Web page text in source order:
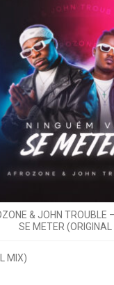
& JOHN TROUBLE
SE METER
MIX)